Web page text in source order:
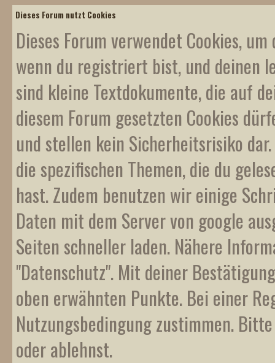
Dieses Forum nutzt Cookies
Dieses Forum verwendet Cookies,
wenn du registriert bist, und deinen
sind kleine Textdokumente, die auf
diesem Forum gesetzten Cookies
und stellen kein Sicherheitsrisiko
die spezifischen Themen, die du
hast. Zudem benutzen wir einige
Daten mit dem Server von google
Seiten schneller laden. Nähere
"Datenschutz". Mit deiner
oben erwähnten Punkte. Bei einer
Nutzungsbedingung zustimmen.
oder ablehnst.